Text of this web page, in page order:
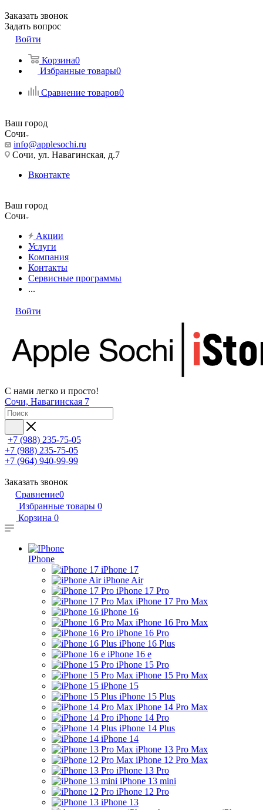
Заказать звонок
Задать вопрос
Войти
Корзина0
Избранные товары0
Сравнение товаров0
Ваш город
Сочи
info@applesochi.ru
Сочи, ул. Навагинская, д.7
Вконтакте
Ваш город
Сочи
Акции
Услуги
Компания
Контакты
Сервисные программы
...
Войти
С нами легко и просто!
Сочи, Навагинская 7
+7 (988) 235-75-05
+7 (988) 235-75-05
+7 (964) 940-99-99
Заказать звонок
Сравнение0
Избранные товары 0
Корзина 0
IPhone
iPhone 17
iPhone Air
iPhone 17 Pro
iPhone 17 Pro Max
iPhone 16
iPhone 16 Pro Max
iPhone 16 Pro
iPhone 16 Plus
iPhone 16 e
iPhone 15 Pro
iPhone 15 Pro Max
iPhone 15
iPhone 15 Plus
iPhone 14 Pro Max
iPhone 14 Pro
iPhone 14 Plus
iPhone 14
iPhone 13 Pro Max
iPhone 12 Pro Max
iPhone 13 Pro
iPhone 13 mini
iPhone 12 Pro
iPhone 13